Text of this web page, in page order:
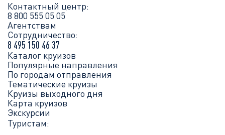
Контактный центр:
8 800 555 05 05
Агентствам
Сотрудничество:
8 495 150 46 37
Каталог круизов
Популярные направления
По городам отправления
Тематические круизы
Круизы выходного дня
Карта круизов
Экскурсии
Туристам: